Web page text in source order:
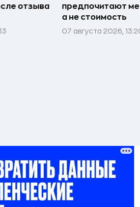
отзыва
предпочитают
а не стоимость
07 августа 2026,